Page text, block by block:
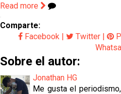
Read more
Comparte:
Facebook | Twitter |
Sobre el autor:
Jonathan HG
Me gusta el